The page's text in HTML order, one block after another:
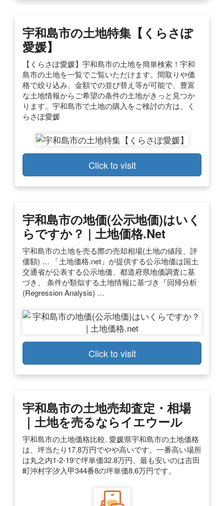
宇和島市の土地特集【くらさぽ
愛媛】
【くらさぽ愛媛】宇和島市の土地を簡単検索！宇和
島市の土地を一覧でご覧いただけます。間取りや価
格で絞り込み、金額での並び替え等が可能で、豊富
な土地情報からご希望の条件の土地がきっと見つか
ります。宇和島市で土地の購入をご検討の方は、く
らさぽ愛媛
Click to visit
宇和島市の地価(公示地価)はいく
らですか？ | 土地価格.net
宇和島市の土地を売る際の売却相場(土地の値段、評
価額) … 「土地価格.net」が提供する公示地価は国土
交通省が公表する公示地価、都道府県地価調査に基
づき、 条件が類似する土地情報に基づき『回帰分析
(Regression Analysis) …
Click to visit
宇和島市の土地売却査定・相場
｜土地を売るならイエウール
宇和島市の土地価格比較. 愛媛県宇和島市の土地価格
は、坪当たり17.8万円でやや高いです。一番高い場所
は丸之内1-2-19で坪単価32.8万円、最も安いのは吉田
町沖村字汐入甲344番8の坪単価8.6万円です。